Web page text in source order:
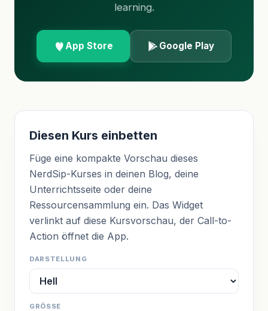
learning.
App Store Google Play
Diesen Kurs einbetten
Füge eine kompakte Vorschau dieses
NerdSip-Kurses in deinen Blog, deine
Unterrichtsseite oder deine
Ressourcensammlung ein. Das Widget
verlinkt auf diese Kursvorschau, der Call-to-
Action öffnet die App.
DARSTELLUNG
GRÖSSE